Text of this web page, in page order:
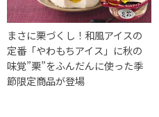
まさに栗づくし！和風アイスの
定番「やわもちアイス」に秋の
味覚”栗”をふんだんに使った季
節限定商品が登場